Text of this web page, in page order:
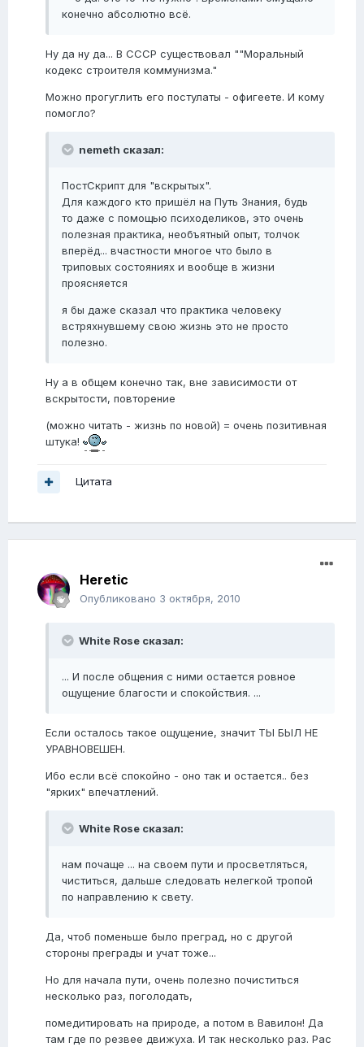
конечно абсолютно всё.
Ну да ну да... В СССР существовал ""Моральный
кодекс строителя коммунизма."
Можно прогуглить его постулаты - офигеете. И кому
помогло?
nemeth сказал:
ПостСкрипт для "вскрытых".
Для каждого кто пришёл на Путь Знания, будь
то даже с помощью психоделиков, это очень
полезная практика, необъятный опыт, толчок
вперёд... вчастности многое что было в
триповых состояниях и вообще в жизни
проясняется
я бы даже сказал что практика человеку
встряхнувшему свою жизнь это не просто
полезно.
Ну а в общем конечно так, вне зависимости от
вскрытости, повторение
(можно читать - жизнь по новой) = очень позитивная
штука!
Цитата
Heretic
Опубликовано 3 октября, 2010
White Rose сказал:
... И после общения с ними остается ровное
ощущение благости и спокойствия. ...
Если осталось такое ощущение, значит ТЫ БЫЛ НЕ
УРАВНОВЕШЕН.
Ибо если всё спокойно - оно так и остается.. без
"ярких" впечатлений.
White Rose сказал:
нам почаще ... на своем пути и просветляться,
чиститься, дальше следовать нелегкой тропой
по направлению к свету.
Да, чтоб поменьше было преград, но с другой
стороны преграды и учат тоже...
Но для начала пути, очень полезно почиститься
несколько раз, поголодать,
помедитировать на природе, а потом в Вавилон! Да
там где по резвее движуха. И так несколько раз. Рас